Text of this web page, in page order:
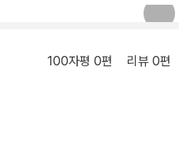
100자평 0편 리뷰 0편